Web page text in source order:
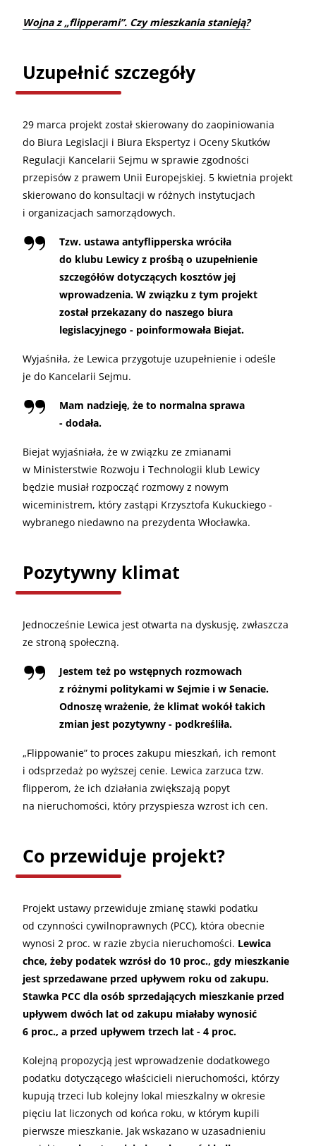
Wojna z „flipperami”. Czy mieszkania stanieją?
Uzupełnić szczegóły
29 marca projekt został skierowany do zaopiniowania
do Biura Legislacji i Biura Ekspertyz i Oceny Skutków
Regulacji Kancelarii Sejmu w sprawie zgodności
przepisów z prawem Unii Europejskiej. 5 kwietnia projekt
skierowano do konsultacji w różnych instytucjach
i organizacjach samorządowych.
Tzw. ustawa antyflipperska wróciła
do klubu Lewicy z prośbą o uzupełnienie
szczegółów dotyczących kosztów jej
wprowadzenia. W związku z tym projekt
został przekazany do naszego biura
legislacyjnego - poinformowała Biejat.
Wyjaśniła, że Lewica przygotuje uzupełnienie i odeśle
je do Kancelarii Sejmu.
Mam nadzieję, że to normalna sprawa
- dodała.
Biejat wyjaśniała, że w związku ze zmianami
w Ministerstwie Rozwoju i Technologii klub Lewicy
będzie musiał rozpocząć rozmowy z nowym
wiceministrem, który zastąpi Krzysztofa Kukuckiego -
wybranego niedawno na prezydenta Włocławka.
Pozytywny klimat
Jednocześnie Lewica jest otwarta na dyskusję, zwłaszcza
ze stroną społeczną.
Jestem też po wstępnych rozmowach
z różnymi politykami w Sejmie i w Senacie.
Odnoszę wrażenie, że klimat wokół takich
zmian jest pozytywny - podkreśliła.
„Flippowanie” to proces zakupu mieszkań, ich remont
i odsprzedaż po wyższej cenie. Lewica zarzuca tzw.
flipperom, że ich działania zwiększają popyt
na nieruchomości, który przyspiesza wzrost ich cen.
Co przewiduje projekt?
Projekt ustawy przewiduje zmianę stawki podatku
od czynności cywilnoprawnych (PCC), która obecnie
wynosi 2 proc. w razie zbycia nieruchomości. Lewica
chce, żeby podatek wzrósł do 10 proc., gdy mieszkanie
jest sprzedawane przed upływem roku od zakupu.
Stawka PCC dla osób sprzedających mieszkanie przed
upływem dwóch lat od zakupu miałaby wynosić
6 proc., a przed upływem trzech lat - 4 proc.
Kolejną propozycją jest wprowadzenie dodatkowego
podatku dotyczącego właścicieli nieruchomości, którzy
kupują trzeci lub kolejny lokal mieszkalny w okresie
pięciu lat liczonych od końca roku, w którym kupili
pierwsze mieszkanie. Jak wskazano w uzasadnieniu